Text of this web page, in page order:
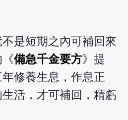
是短期之內可補回來
《備急千金要方》提
修養生息，作息正
活，才可補回，精虧